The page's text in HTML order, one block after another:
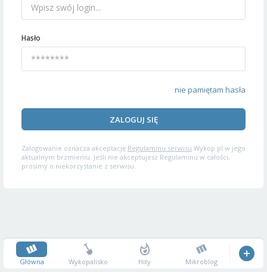
Hasło
nie pamiętam hasła
ZALOGUJ SIĘ
Zalogowanie oznacza akceptację Regulaminu serwisu Wykop.pl w jego
aktualnym brzmieniu. Jeśli nie akceptujesz Regulaminu w całości,
prosimy o niekorzystanie z serwisu.
Główna Wykopalisko Hity Mikroblog